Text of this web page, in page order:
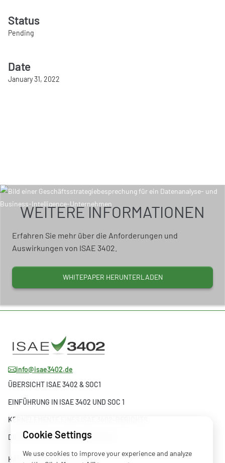
Status
Pending
Date
January 31, 2022
WEITERE INFORMATIONEN
Erfahren Sie mehr über die Anforderungen und
Auswirkungen von ISAE 3402.
WHITEPAPER HERUNTERLADEN
info@isae3402.de
ÜBERSICHT ISAE 3402 & SOC1
EINFÜHRUNG IN ISAE 3402 UND SOC 1
KERNELEMENTE EINES ISAE 3402-BERICHTS
DIE ENTWICKLUNG VON ISAE 3402
HÄUFIG GESTELLTE FRAGEN
Cookie Settings
We use cookies to improve your experience and analyze